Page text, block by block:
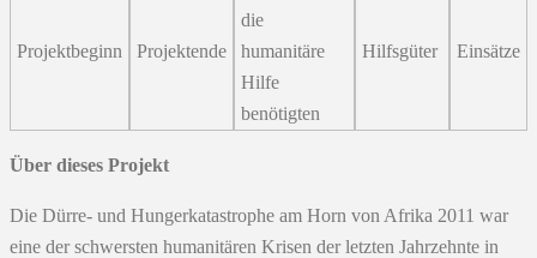
Projektbeginn Projektende
die
humanitäre
Hilfe
benötigten
Hilfsgüter Einsätze
Über dieses Projekt
Die Dürre- und Hungerkatastrophe am Horn von Afrika 2011 war
eine der schwersten humanitären Krisen der letzten Jahrzehnte in